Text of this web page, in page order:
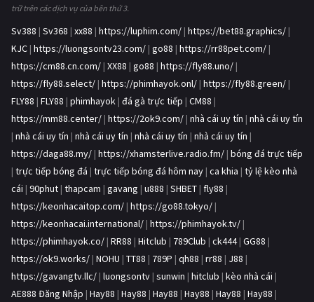
trữ trên các dịch vụ của bên thứ 3.
Sv388 | Sv368 | xx88 | https://luphim.com/ | https://bet88.graphics/ |
KJC | https://luongsontv23.com/ | go88 | https://rr88pet.com/ |
https://cm88.cn.com/ | XX88 | go88 | https://fly88.uno/ |
https://fly88.select/ | https://phimhayok.onl/ | https://fly88.green/ |
FLY88 | FLY88 | phimhayok | đá gà trực tiếp | CM88 |
https://mm88.center/ | https://2ok9.com/ | nhà cái uy tín | nhà cái uy tín
| nhà cái uy tín | nhà cái uy tín | nhà cái uy tín | nhà cái uy tín |
https://daga88.my/ | https://xhamsterlive.radio.fm/ | bóng đá trực tiếp
| trực tiếp bóng đá | trực tiếp bóng đá hôm nay | ca khia | tỷ lệ kèo nhà
cái | 90phut | thapcam | gavang | u888 | SHBET | fly88 |
https://keonhacaitop.com/ | https://go88.tokyo/ |
https://keonhacai.international/ | https://phimhayok.tv/ |
https://phimhayok.co/ | RR88 | Hitclub | 789Club | ck444| GG88 |
https://ok9.works/ | NOHU | TT88 | 789P | qh88 | rr88 | J88 |
https://gavangtv.llc/ | luongsontv | sunwin | hitclub | kèo nhà cái |
AE888 Đăng Nhập | Hay88 | Hay88 | Hay88 | Hay88 | Hay88 | Hay88 |